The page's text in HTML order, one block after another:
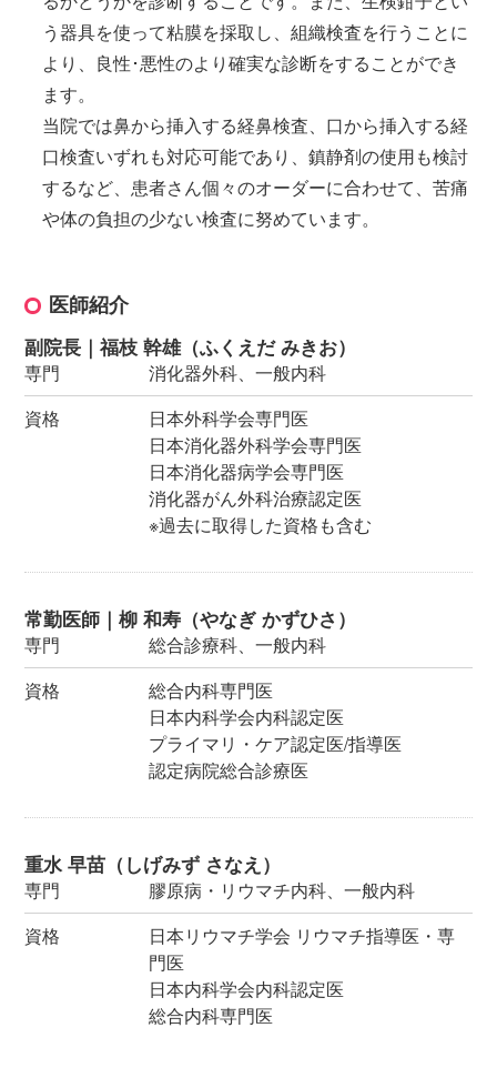
う器具を使って粘膜を採取し、組織検査を行うことに
より、良性･悪性のより確実な診断をすることができ
ます。
当院では鼻から挿入する経鼻検査、口から挿入する経
口検査いずれも対応可能であり、鎮静剤の使用も検討
するなど、患者さん個々のオーダーに合わせて、苦痛
や体の負担の少ない検査に努めています。
医師紹介
副院長｜福枝 幹雄（ふくえだ みきお）
専門
消化器外科、一般内科
資格
日本外科学会専門医
日本消化器外科学会専門医
日本消化器病学会専門医
消化器がん外科治療認定医
※過去に取得した資格も含む
常勤医師｜柳 和寿（やなぎ かずひさ）
専門
総合診療科、一般内科
資格
総合内科専門医
日本内科学会内科認定医
プライマリ・ケア認定医/指導医
認定病院総合診療医
重水 早苗（しげみず さなえ）
専門
膠原病・リウマチ内科、一般内科
資格
日本リウマチ学会 リウマチ指導医・専
門医
日本内科学会内科認定医
総合内科専門医